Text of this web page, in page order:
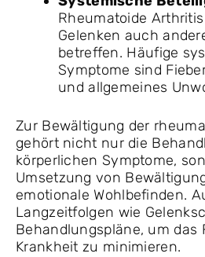
Rheumatoide
Gelenken auch
betreffen. Häufige
Symptome sind
und allgemeines
Zur Bewältigung der
gehört nicht nur die
körperlichen Symptome,
Umsetzung von
emotionale Wohlbefinden.
Langzeitfolgen wie
Behandlungspläne, um das
Krankheit zu minimieren.